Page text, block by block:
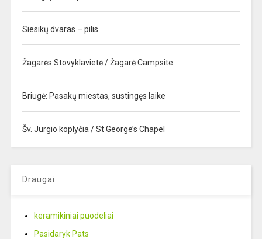
Siesikų dvaras – pilis
Žagarės Stovyklavietė / Žagarė Campsite
Briugė: Pasakų miestas, sustingęs laike
Šv. Jurgio koplyčia / St George’s Chapel
Draugai
keramikiniai puodeliai
Pasidaryk Pats